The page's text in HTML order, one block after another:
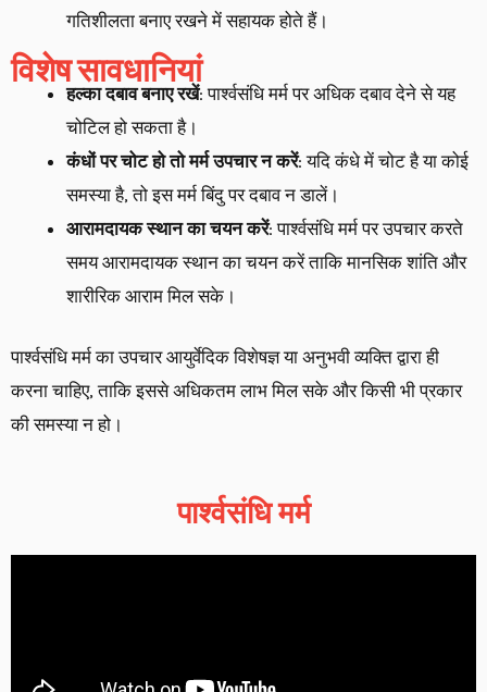
गतिशीलता बनाए रखने में सहायक होते हैं।
विशेष सावधानियां
हल्का दबाव बनाए रखें: पार्श्वसंधि मर्म पर अधिक दबाव देने से यह
चोटिल हो सकता है।
कंधों पर चोट हो तो मर्म उपचार न करें: यदि कंधे में चोट है या कोई
समस्या है, तो इस मर्म बिंदु पर दबाव न डालें।
आरामदायक स्थान का चयन करें: पार्श्वसंधि मर्म पर उपचार करते
समय आरामदायक स्थान का चयन करें ताकि मानसिक शांति और
शारीरिक आराम मिल सके।
पार्श्वसंधि मर्म का उपचार आयुर्वेदिक विशेषज्ञ या अनुभवी व्यक्ति द्वारा ही
करना चाहिए, ताकि इससे अधिकतम लाभ मिल सके और किसी भी प्रकार
की समस्या न हो।
पार्श्वसंधि मर्म